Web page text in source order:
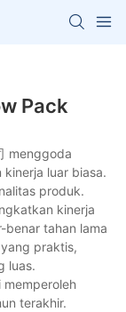
Pack
menggoda
luar biasa.
produk.
kinerja
benar tahan lama
praktis,
luas.
memperoleh
terakhir.